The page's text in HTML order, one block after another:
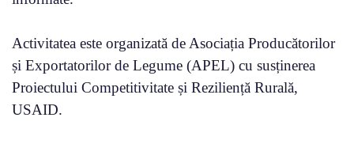
Activitatea este organizată de Asociația Producătorilor
și Exportatorilor de Legume (APEL) cu susținerea
Proiectului Competitivitate și Reziliență Rurală,
USAID.